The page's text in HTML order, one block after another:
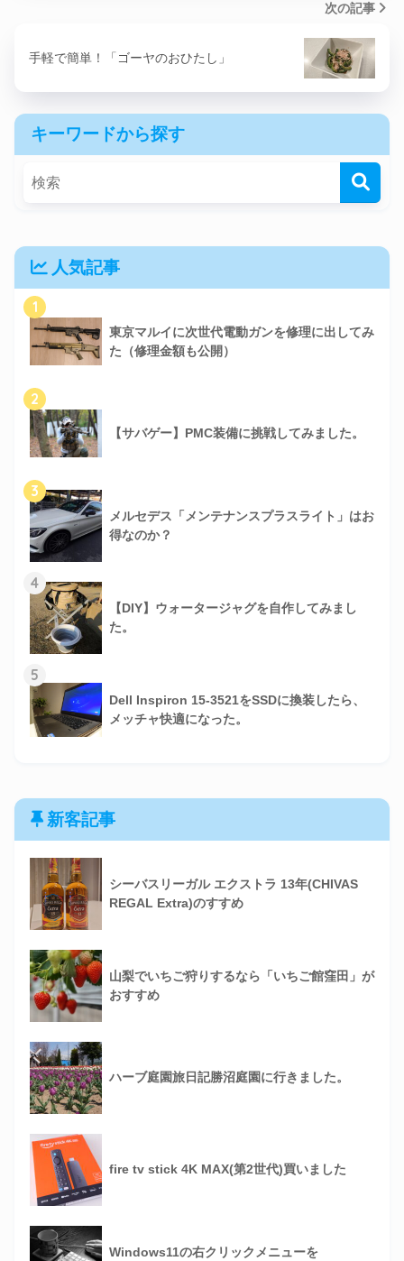
次の記事
手軽で簡単！「ゴーヤのおひたし」
キーワードから探す
人気記事
1
東京マルイに次世代電動ガンを修理に出してみ
た（修理金額も公開）
2
【サバゲー】PMC装備に挑戦してみました。
3
メルセデス「メンテナンスプラスライト」はお
得なのか？
4
【DIY】ウォータージャグを自作してみまし
た。
5
Dell Inspiron 15-3521をSSDに換装したら、
メッチャ快適になった。
新客記事
シーバスリーガル エクストラ 13年(CHIVAS
REGAL Extra)のすすめ
山梨でいちご狩りするなら「いちご館窪田」が
おすすめ
ハーブ庭園旅日記勝沼庭園に行きました。
fire tv stick 4K MAX(第2世代)買いました
Windows11の右クリックメニューを